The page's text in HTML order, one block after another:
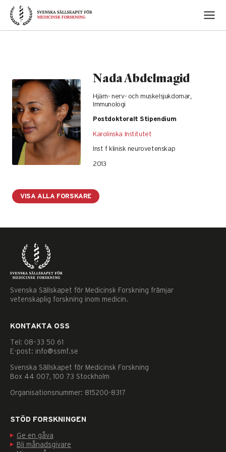
Skip
content
Nada Abdelmagid
Hjärn- nerv- och muskelsjukdomar,
Immunologi
Postdoktoralt Stipendium
Karolinska Institutet
Inst f klinisk neurovetenskap
2013
VISA ALLA FORSKARE
Svenska Sällskapet för Medicinsk Forskning främjar
vetenskaplig forskning inom medicin.
KONTAKTA OSS
Tel: 08–33 50 61
E-post: info@ssmf.se
Svenska Sällskapet för Medicinsk Forskning
Box 44 007, 100 73 Stockholm
Organisationsnummer: 815200-8317
STÖD FORSKNINGEN
Ge en gåva
Bli månadsgivare
Nödvändiga